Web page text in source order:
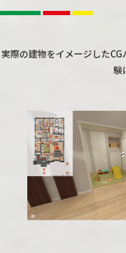
実際の建物をイメージした
験